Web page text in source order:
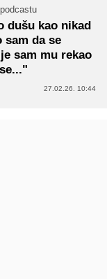
dušu kao nikad
sam da se
sam mu rekao
27.02.26. 10:44